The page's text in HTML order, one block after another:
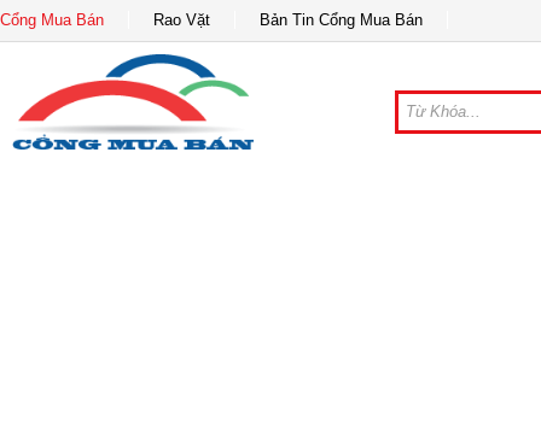
Cổng Mua Bán Rao Vặt Bản Tin Cổng Mua Bán